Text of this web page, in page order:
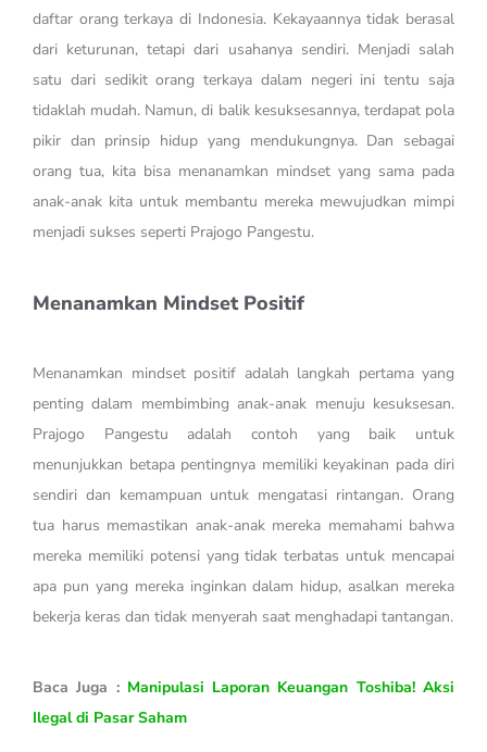
daftar orang terkaya di Indonesia. Kekayaannya tidak berasal
dari keturunan, tetapi dari usahanya sendiri. Menjadi salah
satu dari sedikit orang terkaya dalam negeri ini tentu saja
tidaklah mudah. Namun, di balik kesuksesannya, terdapat pola
pikir dan prinsip hidup yang mendukungnya. Dan sebagai
orang tua, kita bisa menanamkan mindset yang sama pada
anak-anak kita untuk membantu mereka mewujudkan mimpi
menjadi sukses seperti Prajogo Pangestu.
Menanamkan Mindset Positif
Menanamkan mindset positif adalah langkah pertama yang
penting dalam membimbing anak-anak menuju kesuksesan.
Prajogo Pangestu adalah contoh yang baik untuk
menunjukkan betapa pentingnya memiliki keyakinan pada diri
sendiri dan kemampuan untuk mengatasi rintangan. Orang
tua harus memastikan anak-anak mereka memahami bahwa
mereka memiliki potensi yang tidak terbatas untuk mencapai
apa pun yang mereka inginkan dalam hidup, asalkan mereka
bekerja keras dan tidak menyerah saat menghadapi tantangan.
Baca Juga : Manipulasi Laporan Keuangan Toshiba! Aksi
Ilegal di Pasar Saham